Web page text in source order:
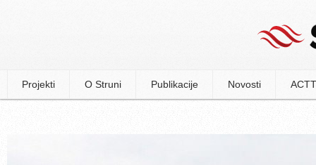
Projekti O Struni Publikacije Novosti